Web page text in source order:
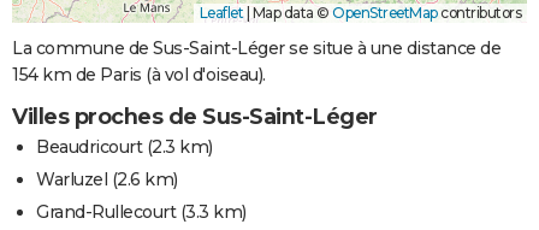
Leaflet Map data © OpenStreetMapcontributors
La commune de Sus-Saint-Léger se situe à une distance de
154 km de Paris (à vol d'oiseau).
Villes proches de Sus-Saint-Léger
Beaudricourt(2.3 km)
Warluzel (2.6 km)
Grand-Rullecourt(3.3 km)